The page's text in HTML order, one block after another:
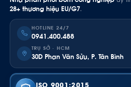
28+ thương hiệu EU/G7.
HOTLINE 24/7
0941.400.488
TRỤ SỞ · HCM
30D Phan Văn Sửu, P. Tân Bình